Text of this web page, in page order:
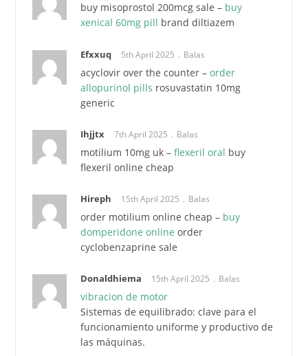
buy misoprostol 200mcg sale – buy
xenical 60mg pill brand diltiazem
Efxxuq 5th April 2025 Balas
acyclovir over the counter –order
allopurinol pills rosuvastatin 10mg
generic
Ihjjtx 7th April 2025 Balas
motilium 10mg uk –flexeril oral buy
flexeril online cheap
Hireph 15th April 2025 Balas
order motilium online cheap – buy
domperidone online order
cyclobenzaprine sale
Donaldhiema 15th April 2025 Balas
vibracion de motor
Sistemas de equilibrado: clave para el
funcionamiento uniforme y productivo de
las máquinas.